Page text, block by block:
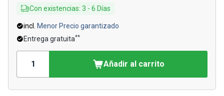
Con existencias: 3 - 6 Días
incl.
Menor Precio garantizado
Entrega gratuita**
Añadir al carrito